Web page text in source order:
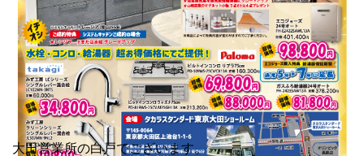
大田営業所の白戸でございます。